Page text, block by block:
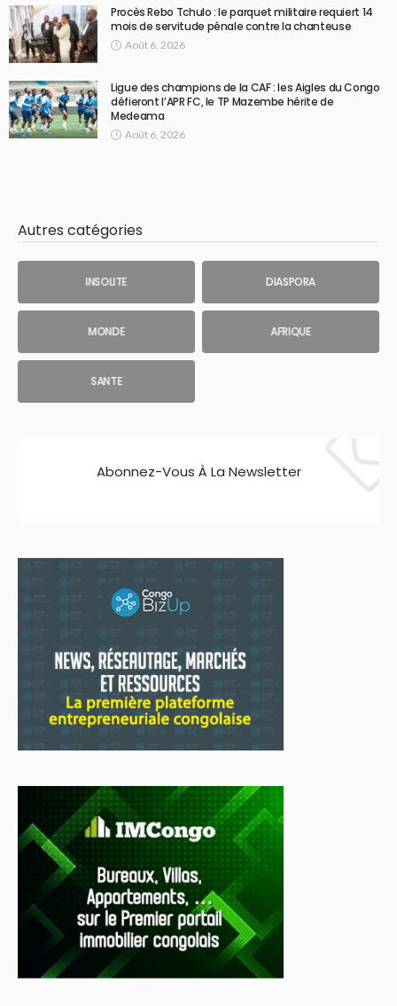
Procès Rebo Tchulo : le parquet militaire requiert 14
mois de servitude pénale contre la chanteuse
Août 6, 2026
Ligue des champions de la CAF : les Aigles du Congo
défieront l’APR FC, le TP Mazembe hérite de
Medeama
Août 6, 2026
Autres catégories
INSOLITE DIASPORA
MONDE AFRIQUE
SANTE
Abonnez-Vous À La Newsletter